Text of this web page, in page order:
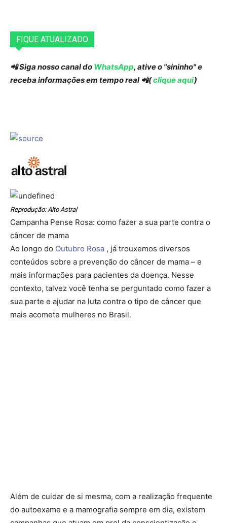
FIQUE ATUALIZADO
📲 Siga nosso canal do WhatsApp, ative o "sininho" e
receba informações em tempo real 📲(clique aqui)
Reprodução: Alto Astral
Campanha Pense Rosa: como fazer a sua parte contra o
câncer de mama
Ao longo do Outubro Rosa , já trouxemos diversos
conteúdos sobre a prevenção do câncer de mama – e
mais informações para pacientes da doença. Nesse
contexto, talvez você tenha se perguntado como fazer a
sua parte e ajudar na luta contra o tipo de câncer que
mais acomete mulheres no Brasil.
Além de cuidar de si mesma, com a realização frequente
do autoexame e a mamografia sempre em dia, existem